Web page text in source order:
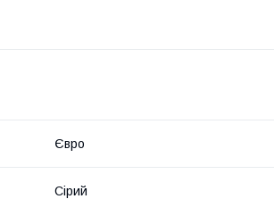
Євро
Сірий